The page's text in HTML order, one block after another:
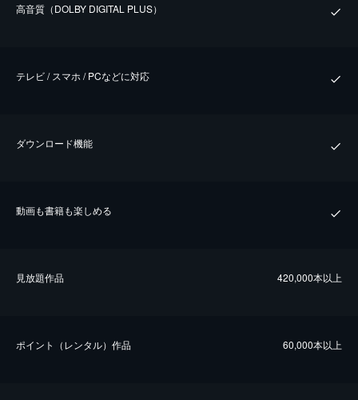
⾼⾳質（DOLBY DIGITAL PLUS）
テレビ / スマホ / PCなどに対応
ダウンロード機能
動画も書籍も楽しめる
⾒放題作品 420,000本以上
ポイント（レンタル）作品 60,000本以上